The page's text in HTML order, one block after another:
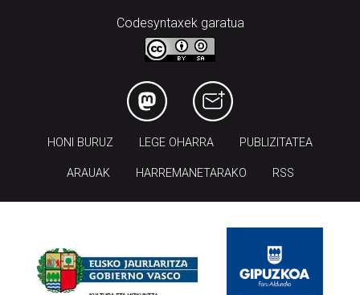
Codesyntaxek garatua
HONI BURUZ LEGE OHARRA PUBLIZITATEA
ARAUAK HARREMANETARAKO RSS